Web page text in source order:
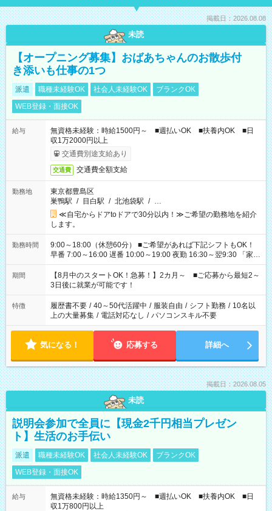
掲載日：2026.08.08
未読
【オープニング募集】おばあちゃんのお散歩付
き添いも仕事の1つ
派遣 職種未経験OK 社会人未経験OK
ブランクOK
WEB登録・面接OK
給与
無資格未経験：時給1500円～ ■週払いOK ■扶養内OK ■日
収1万2000円以上
交通費別途支給あり
交通費 交通費全額支給
勤務地
東京都豊島区
巣鴨駅 / 目白駅 / 北池袋駅 / …
≪自宅からドアtoドアで30分以内！≫ご希望の勤務地を紹介
します。
勤務時間
9:00～18:00（休憩60分） ■ご希望があれば下記シフトもOK！
早番 7:00～16:00 遅番 10:00～19:00 夜勤 16:30～翌9:30 「家族
と休みを合わせたい」 「余裕を持って夕飯の準備がしたい」
「できれば残業はしたくない」 など、ご希望を教えてください
ね。 ※Wワーク希望の方へ 今ご覧のお仕事で希望する勤務時間
と、もう1つのお仕事の勤務時間。 合計で週40時間を超える場
合は応募できません。
期間
【8月中のスタートOK！急募！】2カ月～ ■ご応募から最短2～
3日後に就業が可能です！
特徴 履歴書不要 / 40～50代活躍中 / 服装自由 / シフト勤務 / 10名以
上の大量募集 / 電話対応なし / パソコンスキル不要
気になる！ 応募する 詳細へ
掲載日：2026.08.05
未読
説明会参加で全員に【現金2千円相当プレゼン
ト】生活のお手伝い
派遣 職種未経験OK 社会人未経験OK
ブランクOK
WEB登録・面接OK
給与
無資格未経験：時給1350円～ ■週払いOK ■扶養内OK ■日
収1万800円以上